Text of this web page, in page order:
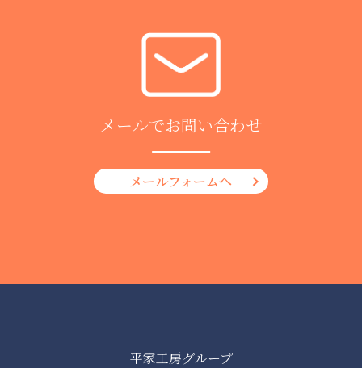
メールでお問い合わせ
メールフォームへ
平家工房グループ